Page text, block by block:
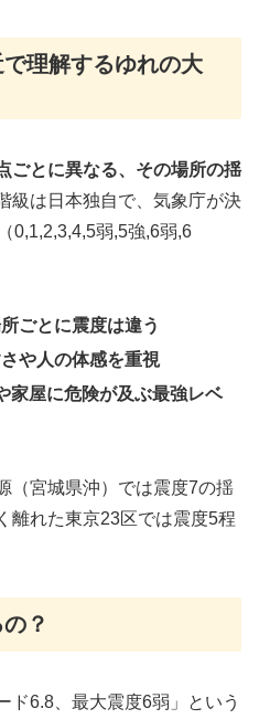
で理解するゆれの大
ごとに異なる、その場所の揺
級は日本独自で、気象庁が決
0,1,2,3,4,5弱,5強,6弱,6
ごとに震度は違う
や人の体感を重視
家屋に危険が及ぶ最強レベ
（宮城県沖）では震度7の揺
離れた東京23区では震度5程
？
ド6.8、最大震度6弱」という